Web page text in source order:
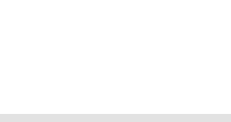
y colores que se adaptan a